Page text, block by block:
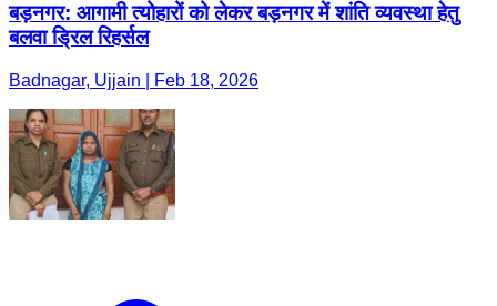
बड़नगर: आगामी त्योहारों को लेकर बड़नगर में शांति व्यवस्था हेतु
बलवा ड्रिल रिहर्सल
Badnagar, Ujjain | Feb 18, 2026